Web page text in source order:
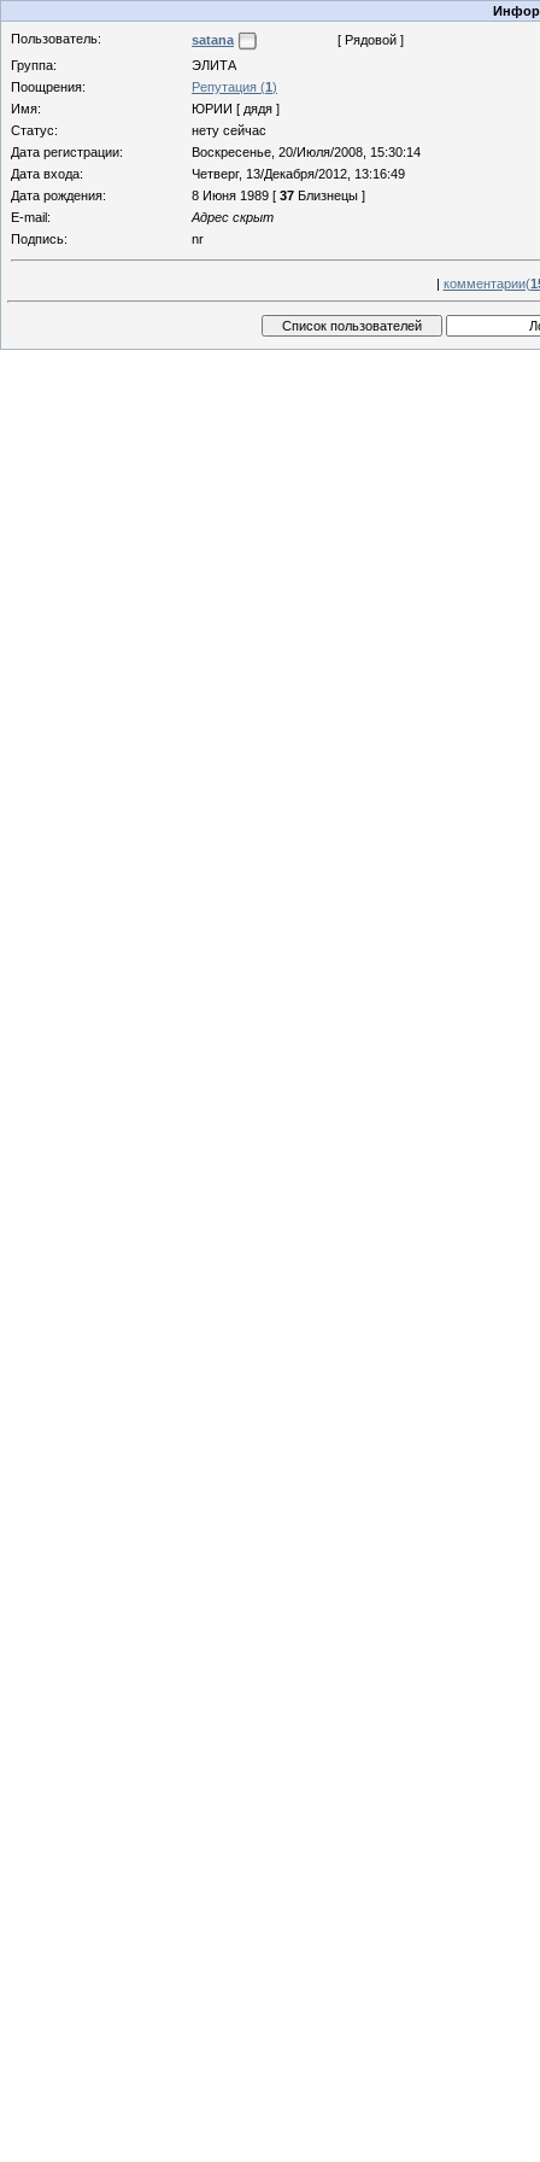
Пользователь:
satana
[ Рядовой ]
Группа:
ЭЛИТА
Поощрения:
Репутация (1)
Имя:
ЮРИИ [ дядя ]
Статус:
нету сейчас
Дата регистрации:
Воскресенье, 20/Июля/2008, 15:30:14
Дата входа:
Четверг, 13/Декабря/2012, 13:16:49
Дата рождения:
8 Июня 1989 [ 37 Близнецы ]
E-mail:
Адрес скрыт
Подпись:
nr
| комментарии(